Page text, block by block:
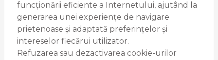
funcționării eficiente a Internetului, ajutând la
generarea unei experiențe de navigare
prietenoase și adaptată preferințelor și
intereselor fiecărui utilizator.
Refuzarea sau dezactivarea cookie-urilor